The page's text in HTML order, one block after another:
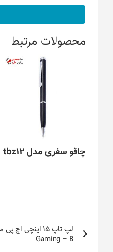
محصولات مرتبط
چاقو سفری مدل tbz12
راهبری
نوشتهGaming – B